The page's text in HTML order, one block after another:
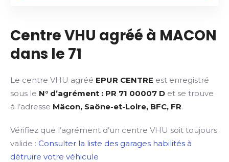
Centre VHU agréé à MACON
dans le 71
Le centre VHU agréé EPUR CENTRE est enregistré
sous le N° d’agrément : PR 71 00007 D et se trouve
à l’adresse Mâcon, Saône-et-Loire, BFC, FR.
Vérifiez que l’agrément d’un centre VHU soit toujours
valide : Consulter la liste des garages habilités à
détruire votre véhicule